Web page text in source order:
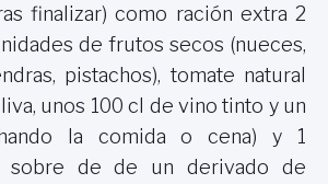
finalizar) como ración extra 2
de frutos secos (nueces,
pistachos), tomate natural
unos 100 cl de vino tinto y un
la comida o cena) y 1
sobre de de un derivado de